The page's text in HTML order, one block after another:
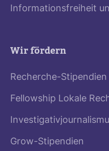
Informationsfreiheit
Wir fördern
Recherche-Stipendien
Fellowship Lokale
Grow-Stipendien